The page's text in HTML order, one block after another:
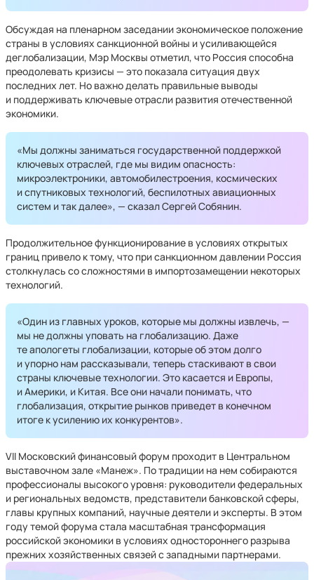
Обсуждая на пленарном заседании экономическое положение
страны в условиях санкционной войны и усиливающейся
деглобализации, Мэр Москвы отметил, что Россия способна
преодолевать кризисы — это показала ситуация двух
последних лет. Но важно делать правильные выводы
и поддерживать ключевые отрасли развития отечественной
экономики.
«Мы должны заниматься государственной поддержкой
ключевых отраслей, где мы видим опасность:
микроэлектроники, автомобилестроения, космических
и спутниковых технологий, беспилотных авиационных
систем и так далее», — сказал Сергей Собянин.
Продолжительное функционирование в условиях открытых
границ привело к тому, что при санкционном давлении Россия
столкнулась со сложностями в импортозамещении некоторых
технологий.
«Один из главных уроков, которые мы должны извлечь, —
мы не должны уповать на глобализацию. Даже
те апологеты глобализации, которые об этом долго
и упорно нам рассказывали, теперь стаскивают в свои
страны ключевые технологии. Это касается и Европы,
и Америки, и Китая. Все они начали понимать, что
глобализация, открытие рынков приведет в конечном
итоге к усилению их конкурентов».
VII Московский финансовый форум проходит в Центральном
выставочном зале «Манеж». По традиции на нем собираются
профессионалы высокого уровня: руководители федеральных
и региональных ведомств, представители банковской сферы,
главы крупных компаний, научные деятели и эксперты. В этом
году темой форума стала масштабная трансформация
российской экономики в условиях одностороннего разрыва
прежних хозяйственных связей с западными партнерами.